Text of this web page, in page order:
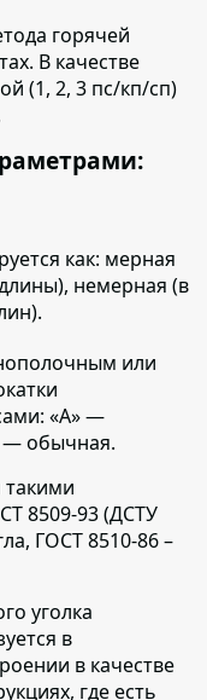
горячей
В качестве
(1, 2, 3 пс/кп/сп)
как: мерная
немерная (в
или
«А» —
— обычная.
такими
8509-93 (ДСТУ
ГОСТ 8510-86 –
уголка
в
в качестве
где есть